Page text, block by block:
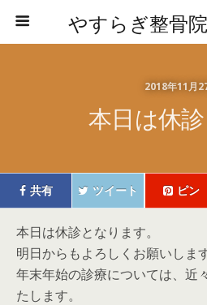
やすらぎ整骨
2018年11月
本日は休
共有 ツイート ピン
本日は休診となります。
明日からもよろしくお願いしま
年末年始の診療については、近
たします。